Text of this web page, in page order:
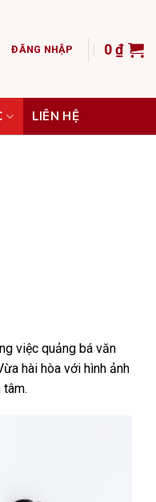
ĐĂNG NHẬP 0₫
LIÊN HỆ
việc quảng bá văn
hài hòa với hình ảnh